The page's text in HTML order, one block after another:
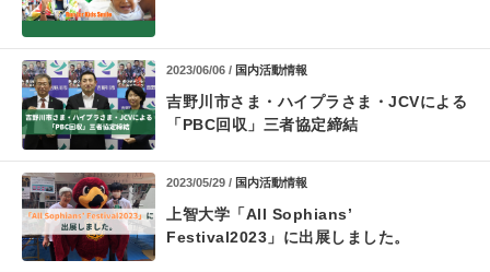
2023/06/06 / 国内活動情報
吉野川市さま・ハイプラさま・JCVによる
「PBC回収」三者協定締結
2023/05/29 / 国内活動情報
上智大学「All Sophians’
Festival2023」に出展しました。